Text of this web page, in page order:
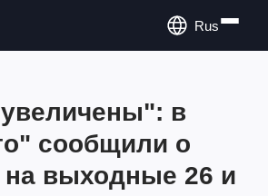
Rus
в
сообщили о
на выходные 26 и